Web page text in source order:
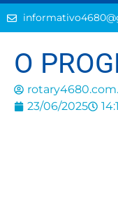
O
23/06/2025